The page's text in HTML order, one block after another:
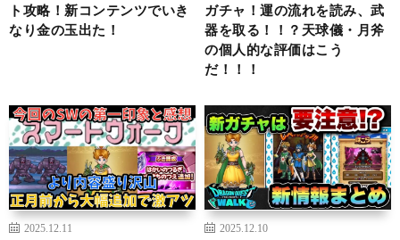
ト攻略！新コンテンツでいき
なり金の玉出た！
ガチャ！運の流れを読み、武
器を取る！！？天球儀・月斧
の個人的な評価はこう
だ！！！
2025.12.11 2025.12.10